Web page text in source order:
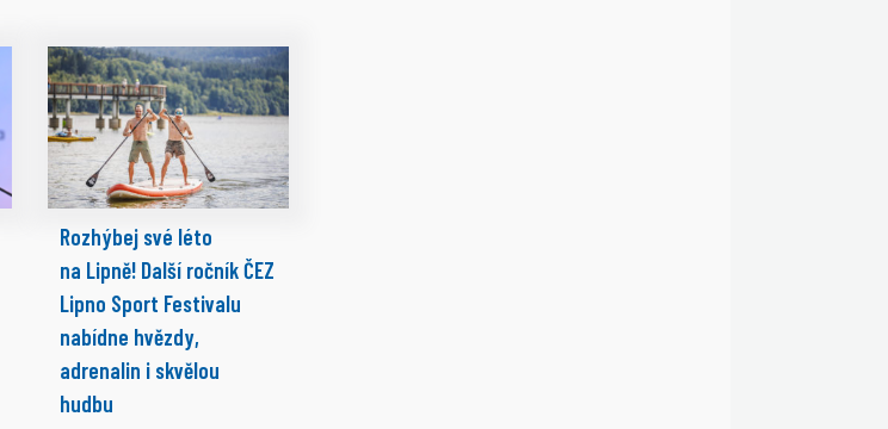
Rozhýbej své léto
na Lipně! Další ročník ČEZ
Lipno Sport Festivalu
nabídne hvězdy,
adrenalin i skvělou
hudbu